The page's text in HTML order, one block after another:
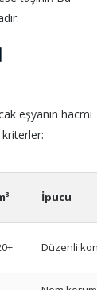
eşyanın hacmi
İpucu
Düzenli